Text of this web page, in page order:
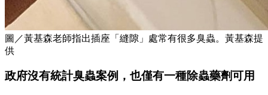
圖／黃基森老師指出插座「縫隙」處常有很多臭蟲。黃基森提
供
政府沒有統計臭蟲案例，也僅有一種除蟲藥劑可用